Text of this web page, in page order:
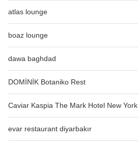
atlas lounge
boaz lounge
dawa baghdad
DOMİNİK Botaniko Rest
Caviar Kaspia The Mark Hotel New York
evar restaurant diyarbakır